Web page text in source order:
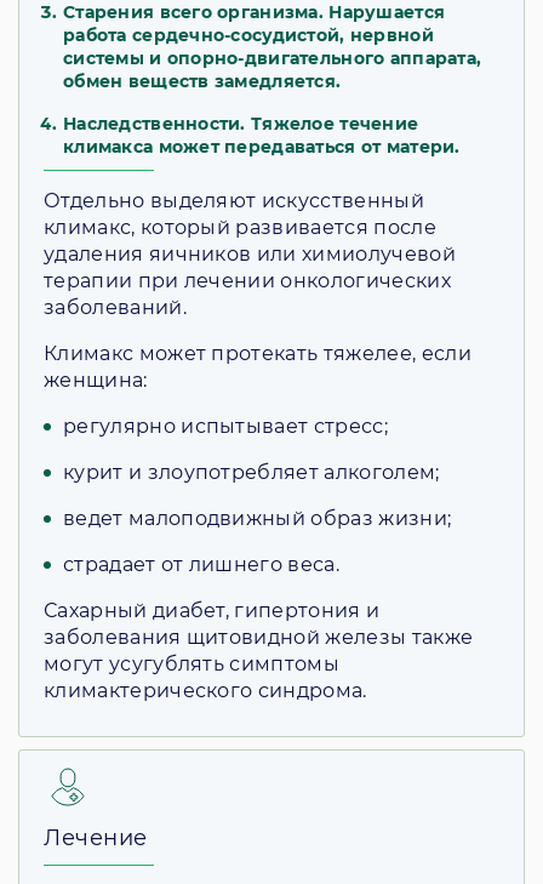
Старения всего организма. Нарушается
работа сердечно-сосудистой, нервной
системы и опорно-двигательного аппарата,
обмен веществ замедляется.
Наследственности. Тяжелое течение
климакса может передаваться от матери.
Отдельно выделяют искусственный
климакс, который развивается после
удаления яичников или химиолучевой
терапии при лечении онкологических
заболеваний.
Климакс может протекать тяжелее, если
женщина:
регулярно испытывает стресс;
курит и злоупотребляет алкоголем;
ведет малоподвижный образ жизни;
страдает от лишнего веса.
Сахарный диабет, гипертония и
заболевания щитовидной железы также
могут усугублять симптомы
климактерического синдрома.
Лечение